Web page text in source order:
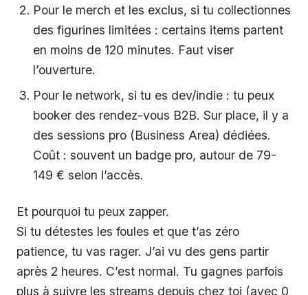
Pour le merch et les exclus, si tu collectionnes
des figurines limitées : certains items partent
en moins de 120 minutes. Faut viser
l’ouverture.
Pour le network, si tu es dev/indie : tu peux
booker des rendez-vous B2B. Sur place, il y a
des sessions pro (Business Area) dédiées.
Coût : souvent un badge pro, autour de 79-
149 € selon l’accès.
Et pourquoi tu peux zapper.
Si tu détestes les foules et que t’as zéro
patience, tu vas rager. J’ai vu des gens partir
après 2 heures. C’est normal. Tu gagnes parfois
plus à suivre les streams depuis chez toi (avec 0